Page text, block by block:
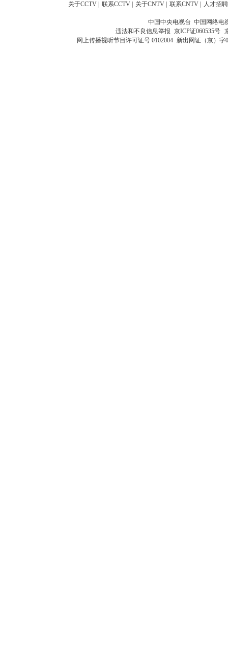
关于CCTV 联系CCTV 关于CNTV 联系CNTV 人才招聘
中国中央电视台 中国网络电
违法和不良信息举报 京ICP证060535号
网上传播视听节目许可证号 0102004 新出网证（京）